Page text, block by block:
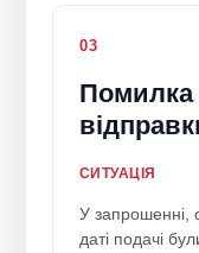
03
Помилка
СИТУАЦІЯ
У запрошенні,
даті подачі